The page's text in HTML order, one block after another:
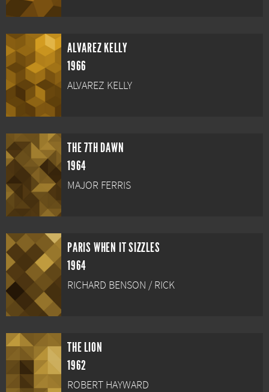
ALVAREZ KELLY
1966
ALVAREZ KELLY
THE 7TH DAWN
1964
MAJOR FERRIS
PARIS WHEN IT SIZZLES
1964
RICHARD BENSON / RICK
THE LION
1962
ROBERT HAYWARD